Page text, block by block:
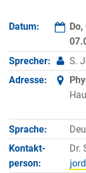
Datum:
Sprecher:
S.
Adresse:
Sprache:
Kontakt­
person:
Dr.